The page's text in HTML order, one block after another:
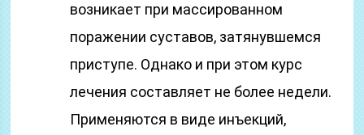
возникает при массированном
поражении суставов, затянувшемся
приступе. Однако и при этом курс
лечения составляет не более недели.
Применяются в виде инъекций,